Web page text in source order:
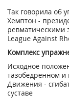
Так говорила об
Хемптон -
ревматическими
League Against
Комплекс
Исходное
тазобедренном и
Движения -
суставе